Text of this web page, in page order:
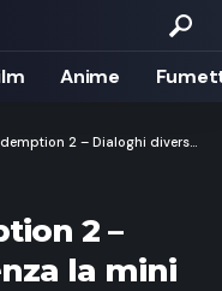
Anime
2 – Dialoghi diversi senza la mini mappa
2 –
la mini